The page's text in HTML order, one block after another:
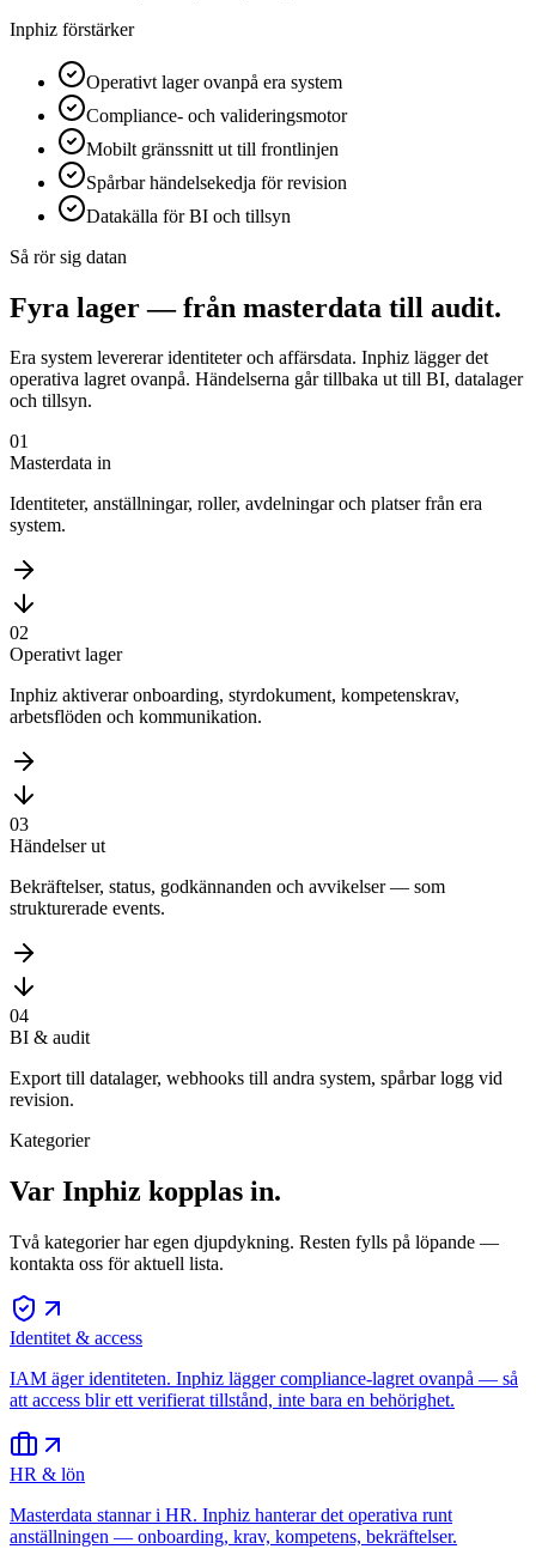
Inphiz förstärker
Operativt lager ovanpå era system
Compliance- och valideringsmotor
Mobilt gränssnitt ut till frontlinjen
Spårbar händelsekedja för revision
Datakälla för BI och tillsyn
Så rör sig datan
Fyra lager — från masterdata till audit.
Era system levererar identiteter och affärsdata. Inphiz lägger det
operativa lagret ovanpå. Händelserna går tillbaka ut till BI, datalager
och tillsyn.
01
Masterdata in
Identiteter, anställningar, roller, avdelningar och platser från era
system.
02
Operativt lager
Inphiz aktiverar onboarding, styrdokument, kompetenskrav,
arbetsflöden och kommunikation.
03
Händelser ut
Bekräftelser, status, godkännanden och avvikelser — som
strukturerade events.
04
BI & audit
Export till datalager, webhooks till andra system, spårbar logg vid
revision.
Kategorier
Var Inphiz kopplas in.
Två kategorier har egen djupdykning. Resten fylls på löpande —
kontakta oss för aktuell lista.
Identitet & access
IAM äger identiteten. Inphiz lägger compliance-lagret ovanpå — så
att access blir ett verifierat tillstånd, inte bara en behörighet.
HR & lön
Masterdata stannar i HR. Inphiz hanterar det operativa runt
anställningen — onboarding, krav, kompetens, bekräftelser.